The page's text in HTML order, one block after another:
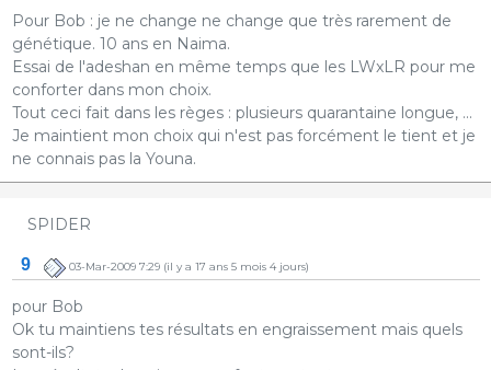
Pour Bob : je ne change ne change que très rarement de
génétique. 10 ans en Naima.
Essai de l'adeshan en même temps que les LWxLR pour me
conforter dans mon choix.
Tout ceci fait dans les règes : plusieurs quarantaine longue, ...
Je maintient mon choix qui n'est pas forcément le tient et je
ne connais pas la Youna.
SPIDER
9 03-Mar-2009 7:29(il y a 17 ans 5 mois 4 jours)
pour Bob
Ok tu maintiens tes résultats en engraissement mais quels
sont-ils?